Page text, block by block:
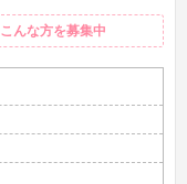
こんな方を募集中